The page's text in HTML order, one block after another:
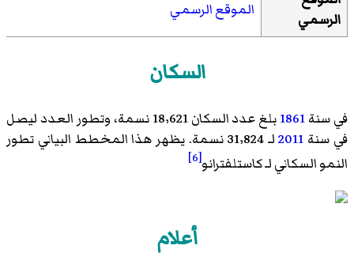
الرسمي
الموقع الرسمي
السكان
في سنة1861
بلغ عدد السكان 18٬621 نسمة، وتطور العدد ليصل
في سنة 2011
لـ 31٬824 نسمة. يظهر هذا المخطط البياني تطور
النمو السكاني لـ كاستلفترانو[6]
أعلام